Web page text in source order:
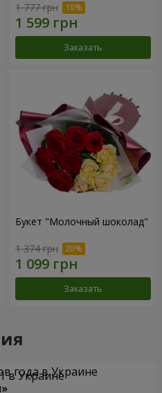
1 777 грн
Заказать
Букет "Молочный шоколад"
1 374 грн
Заказать
года в Украине